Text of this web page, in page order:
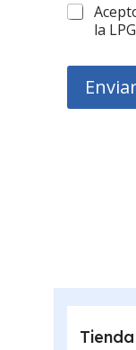
r
b
g
O
i
r
la